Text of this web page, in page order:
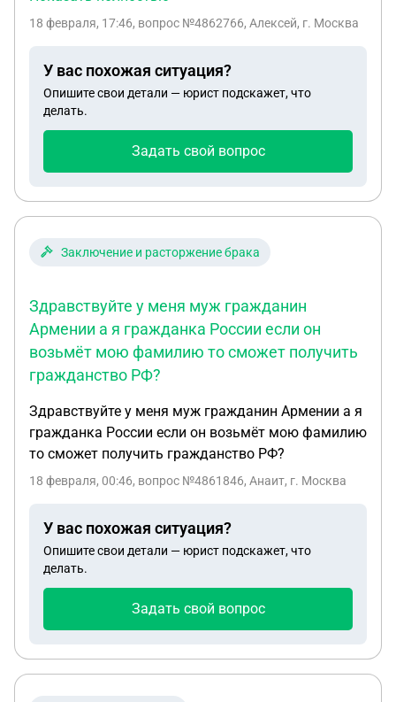
только потом стать на учёт по новому месту
оформлении нового загранпаспорта,если
фактическое место регистрации в паспорте и
место воинского учёта будут в разных местах?
18 февраля, 17:46, вопрос №4862766, Алексей, г. Москва
У вас похожая ситуация?
Опишите свои детали — юрист подскажет, что
делать.
Задать свой вопрос
Заключение и расторжение брака
Здравствуйте у меня муж гражданин
Армении а я гражданка России если он
возьмёт мою фамилию то сможет получить
гражданство РФ?
Здравствуйте у меня муж гражданин Армении а я
гражданка России если он возьмёт мою фамилию
то сможет получить гражданство РФ?
18 февраля, 00:46, вопрос №4861846, Анаит, г. Москва
У вас похожая ситуация?
Опишите свои детали — юрист подскажет, что
делать.
Задать свой вопрос